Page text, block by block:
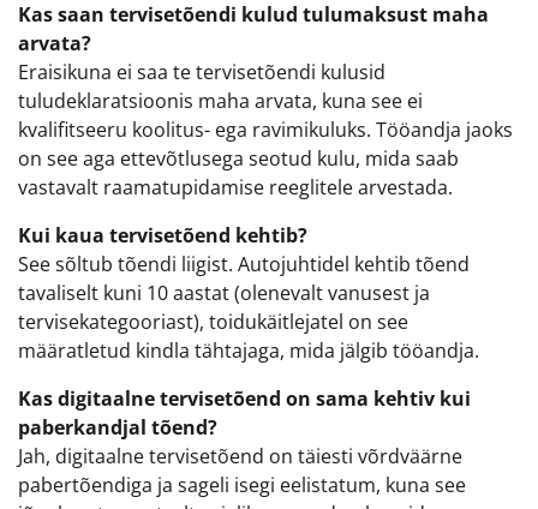
Kas saan tervisetõendi kulud tulumaksust maha
arvata?
Eraisikuna ei saa te tervisetõendi kulusid
tuludeklaratsioonis maha arvata, kuna see ei
kvalifitseeru koolitus- ega ravimikuluks. Tööandja jaoks
on see aga ettevõtlusega seotud kulu, mida saab
vastavalt raamatupidamise reeglitele arvestada.
Kui kaua tervisetõend kehtib?
See sõltub tõendi liigist. Autojuhtidel kehtib tõend
tavaliselt kuni 10 aastat (olenevalt vanusest ja
tervisekategooriast), toidukäitlejatel on see
määratletud kindla tähtajaga, mida jälgib tööandja.
Kas digitaalne tervisetõend on sama kehtiv kui
paberkandjal tõend?
Jah, digitaalne tervisetõend on täiesti võrdväärne
pabertõendiga ja sageli isegi eelistatum, kuna see